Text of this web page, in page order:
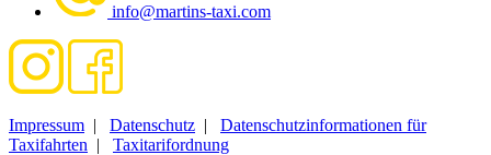
info@martins-taxi.com
Impressum | Datenschutz | Datenschutzinformationen für
Taxifahrten | Taxitarifordnung